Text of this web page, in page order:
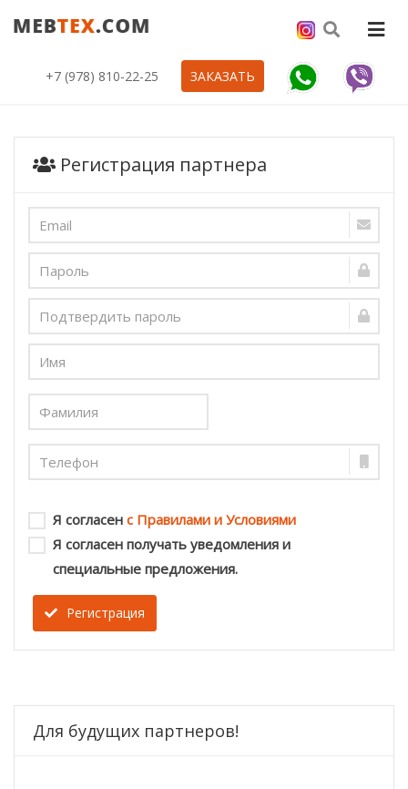
+7 (978) 810-22-25 ЗАКАЗАТЬ
Регистрация партнера
Я согласен с Правилами и Условиями
Я согласен получать уведомления и
специальные предложения.
Регистрация
Для будущих партнеров!